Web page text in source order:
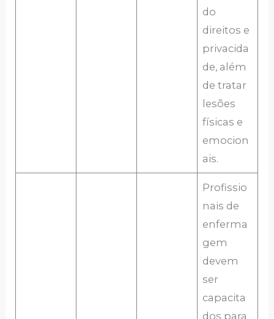
do
direitos e
privacida
de, além
de tratar
lesões
físicas e
emocion
ais.
Profissio
nais de
enferma
gem
devem
ser
capacita
dos para